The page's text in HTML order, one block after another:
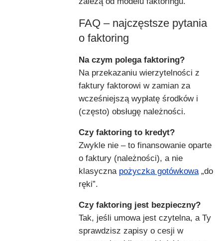
FAQ – najczęstsze pytania
o faktoring
Na czym polega faktoring?
Na przekazaniu wierzytelności z
faktury faktorowi w zamian za
wcześniejszą wypłatę środków i
(często) obsługę należności.
Czy faktoring to kredyt?
Zwykle nie – to finansowanie oparte
o faktury (należności), a nie
klasyczna pożyczka gotówkowa „do
ręki”.
Czy faktoring jest bezpieczny?
Tak, jeśli umowa jest czytelna, a Ty
sprawdzisz zapisy o cesji w